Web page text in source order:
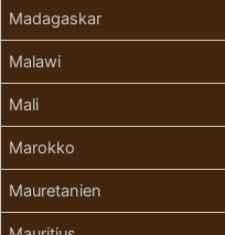
Madagaskar
Malawi
Mali
Marokko
Mauretanien